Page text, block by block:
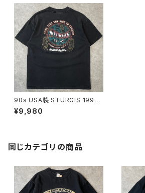
90s USA製 STURGIS 1995
両面プリントTシャツ ヴィンテー
ジ シングルステッチ スタージス
¥9,980
同じカテゴリの商品